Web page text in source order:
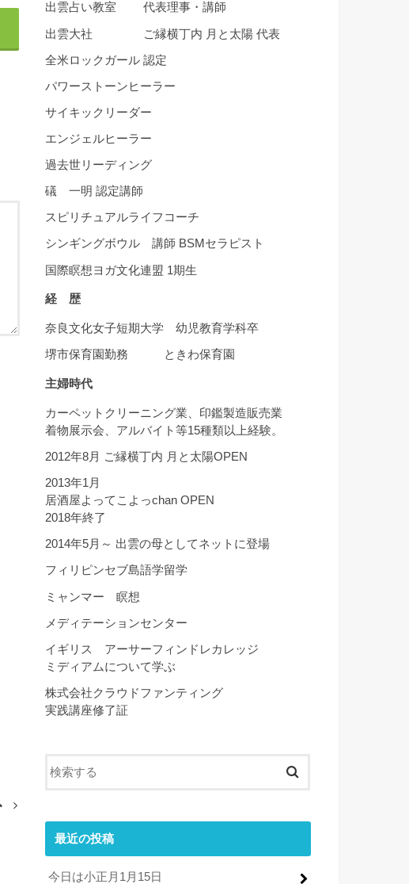
出雲占い教室 代表理事・講師
出雲大社 ご縁横丁内 月と太陽 代表
全米ロックガール 認定
パワーストーンヒーラー
サイキックリーダー
エンジェルヒーラー
過去世リーディング
礒 一明 認定講師
スピリチュアルライフコーチ
シンギングボウル 講師 BSMセラピスト
国際瞑想ヨガ文化連盟 1期生
経 歴
奈良文化女子短期大学 幼児教育学科卒
堺市保育園勤務 ときわ保育園
主婦時代
カーペットクリーニング業、印鑑製造販売業
着物展示会、アルバイト等15種類以上経験。
2012年8月 ご縁横丁内 月と太陽OPEN
2013年1月
居酒屋よってこよっchan OPEN
2018年終了
2014年5月～ 出雲の母としてネットに登場
フィリピンセブ島語学留学
ミャンマー 瞑想
メディテーションセンター
イギリス アーサーフィンドレカレッジ
ミディアムについて学ぶ
株式会社クラウドファンティング
実践講座修了証
最近の投稿
今日は小正月1月15日